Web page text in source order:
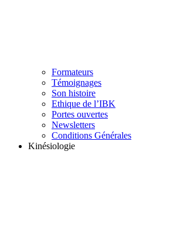
Formateurs
Témoignages
Son histoire
Ethique de l’IBK
Portes ouvertes
Newsletters
Conditions Générales
Kinésiologie